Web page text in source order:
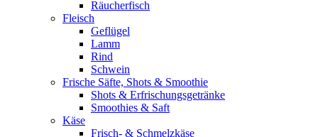
Räucherfisch
Fleisch
Geflügel
Lamm
Rind
Schwein
Frische Säfte, Shots & Smoothie
Shots & Erfrischungsgetränke
Smoothies & Saft
Käse
Frisch- & Schmelzkäse